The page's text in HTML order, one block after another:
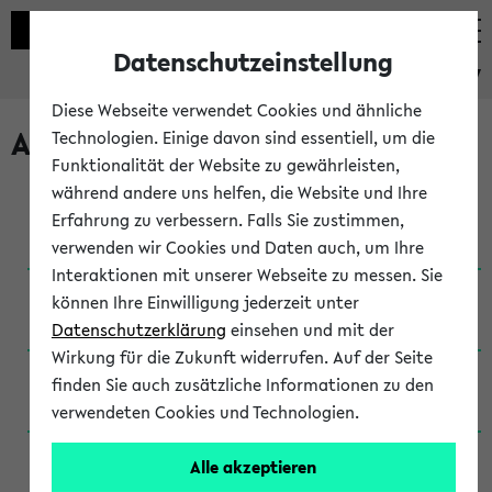
eKVV
Archivierte Studiengänge
Anglistik: British and American Studies / B.A.
(Einschreibung bis WiSe 16/17)
Anglistik: British and American Studies / B.A.
(Einschreibung bis SoSe 2015)
Anglistik: British and American Studies / B.A.
(Einschreibung bis SoSe 2013)
Anglistik: British and American Studies / Ba
(Einschreibung bis SoSe 2011)
Datenschutzeinstellung
Diese Webseite verwendet Cookies und ähnliche
Technologien. Einige davon sind essentiell, um die
Funktionalität der Website zu gewährleisten,
während andere uns helfen, die Website und Ihre
Erfahrung zu verbessern. Falls Sie zustimmen,
verwenden wir Cookies und Daten auch, um Ihre
Interaktionen mit unserer Webseite zu messen. Sie
können Ihre Einwilligung jederzeit unter
Datenschutzerklärung einsehen und mit der
Wirkung für die Zukunft widerrufen. Auf der Seite
finden Sie auch zusätzliche Informationen zu den
verwendeten Cookies und Technologien.
Alle akzeptieren